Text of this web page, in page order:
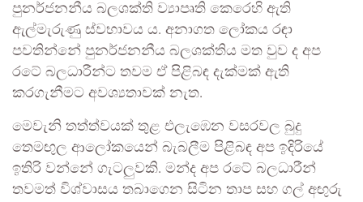
පුනර්ජනනීය බලශක්ති ව්‍යාපෘති කෙරෙහි ඇති
ඇල්මැරුණු ස්වභාවය ය. අනාගත ලෝකය රඳා
පවතින්නේ පුනර්ජනනීය බලශක්තිය මත වුව ද අප
රටේ බලධාරීන්ට තවම ඒ පිළිබඳ දැක්මක් ඇති
කරගැනීමට අවශ්‍යතාවක් නැත.
මෙවැනි තත්ත්වයක් තුළ එලැඹෙන වසරවල බුදු
තෙමඟුල ආලෝකයෙන් බැබලීම පිළිබඳ අප ඉදිරියේ
ඉතිරි වන්නේ ගැටලුවකි. මන්ද අප රටේ බලධාරීන්
තවමත් විශ්වාසය තබාගෙන සිටින තාප සහ ගල් අඟුරු